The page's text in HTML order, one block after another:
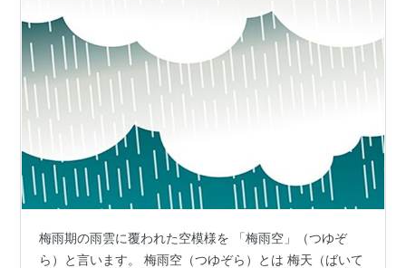
梅雨期の雨雲に覆われた空模様を 「梅雨空」（つゆぞ
ら）と言います。 梅雨空（つゆぞら）とは 梅天（ばいて